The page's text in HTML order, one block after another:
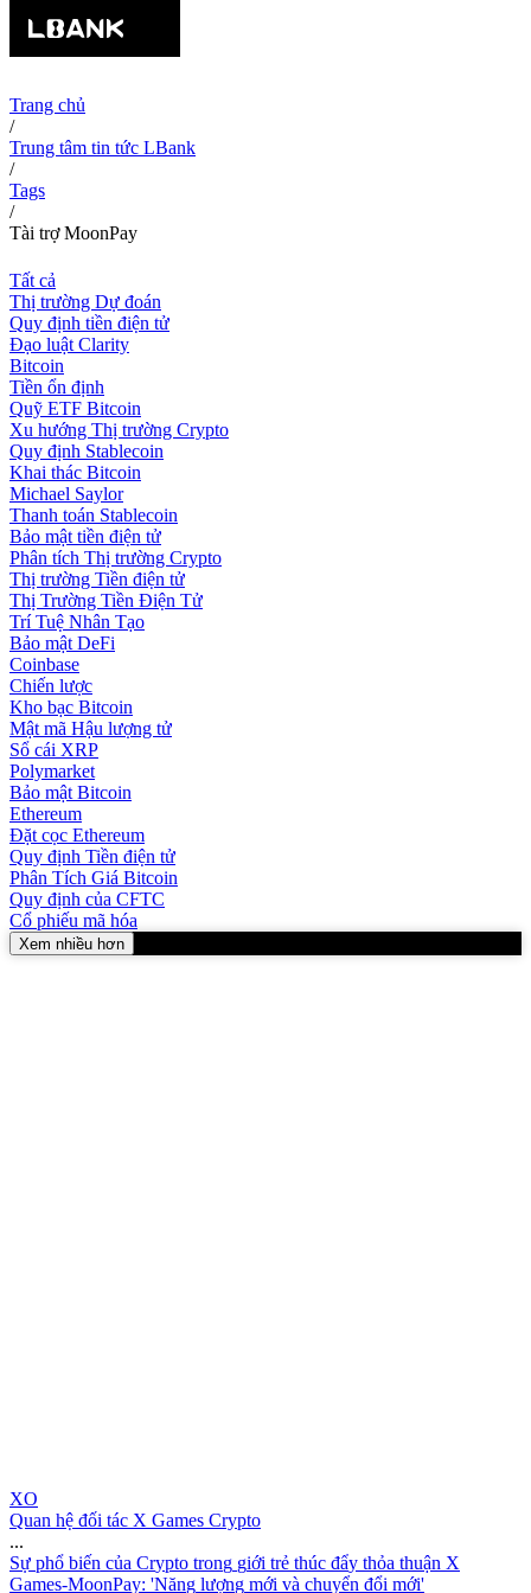
Trang chủ
/
Trung tâm tin tức LBank
/
Tags
/
Tài trợ MoonPay
Tất cả
Thị trường Dự đoán
Quy định tiền điện tử
Đạo luật Clarity
Bitcoin
Tiền ổn định
Quỹ ETF Bitcoin
Xu hướng Thị trường Crypto
Quy định Stablecoin
Khai thác Bitcoin
Michael Saylor
Thanh toán Stablecoin
Bảo mật tiền điện tử
Phân tích Thị trường Crypto
Thị trường Tiền điện tử
Thị Trường Tiền Điện Tử
Trí Tuệ Nhân Tạo
Bảo mật DeFi
Coinbase
Chiến lược
Kho bạc Bitcoin
Mật mã Hậu lượng tử
Sổ cái XRP
Polymarket
Bảo mật Bitcoin
Ethereum
Đặt cọc Ethereum
Quy định Tiền điện tử
Phân Tích Giá Bitcoin
Quy định của CFTC
Cổ phiếu mã hóa
Xem nhiều hơn
XO
Quan hệ đối tác X Games Crypto
...
Sự phổ biến của Crypto trong giới trẻ thúc đẩy thỏa thuận X
Games-MoonPay: 'Năng lượng mới và chuyển đổi mới'